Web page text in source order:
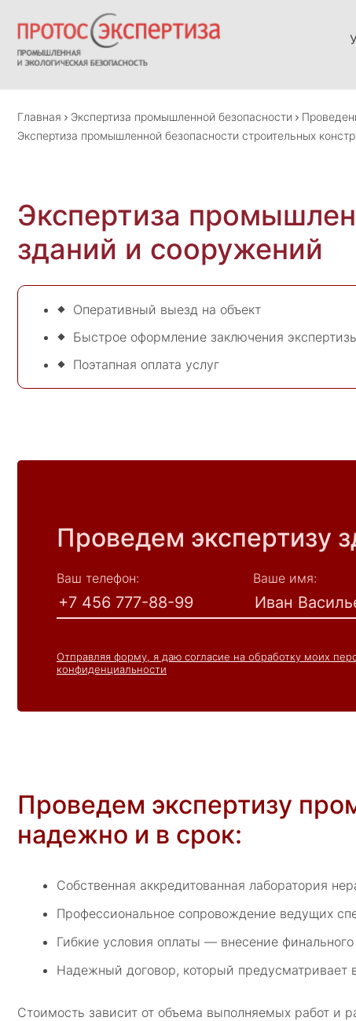
Главная Экспертиза промышленной безопасности
Экспертиза промышленной безопасности строительных
Экспертиза
зданий и сооружений
Оперативный выезд на объект
Быстрое оформление заключения
Поэтапная оплата услуг
Проведем экспертизу
Ваш телефон: Ваше имя:
Отправляя форму, я даю согласие на обработку моих
конфиденциальности
Проведем экспертизу
надежно и в срок:
Собственная аккредитованная лаборатория
Профессиональное сопровождение ведущих
Гибкие условия оплаты — внесение
Надежный договор, который предусматривает
Стоимость зависит от объема выполняемых работ и